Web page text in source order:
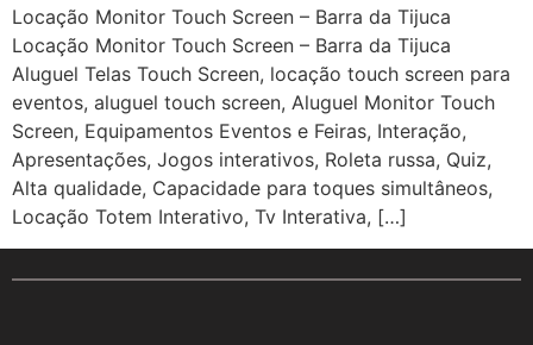
Locação Monitor Touch Screen – Barra da Tijuca
Locação Monitor Touch Screen – Barra da Tijuca
Aluguel Telas Touch Screen, locação touch screen para
eventos, aluguel touch screen, Aluguel Monitor Touch
Screen, Equipamentos Eventos e Feiras, Interação,
Apresentações, Jogos interativos, Roleta russa, Quiz,
Alta qualidade, Capacidade para toques simultâneos,
Locação Totem Interativo, Tv Interativa, […]